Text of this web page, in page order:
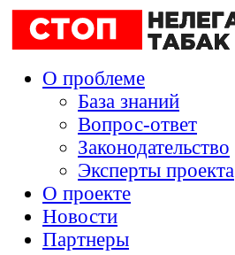
О проблеме
База знаний
Вопрос-ответ
Законодательство
Эксперты проекта
О проекте
Новости
Партнеры